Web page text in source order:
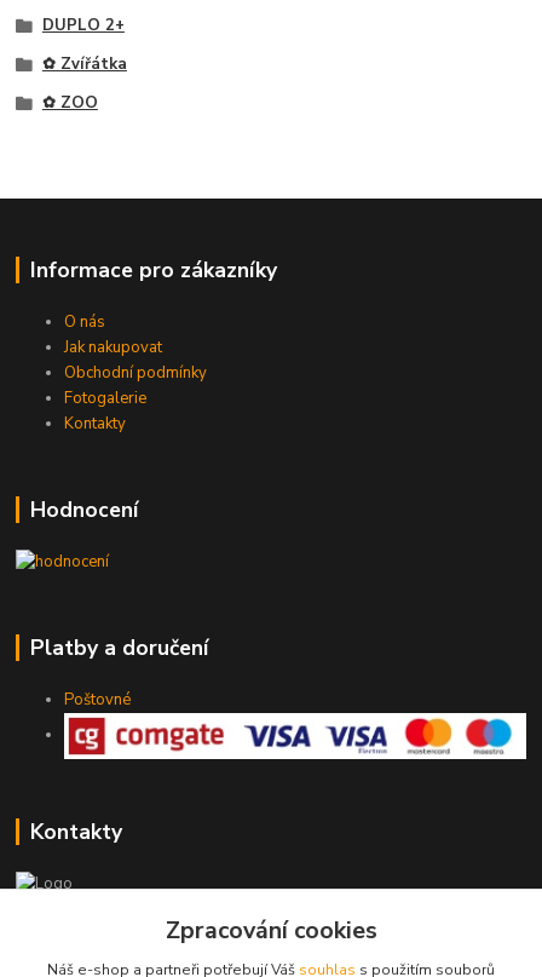
DUPLO 2+
✿ Zvířátka
✿ ZOO
Informace pro zákazníky
O nás
Jak nakupovat
Obchodní podmínky
Fotogalerie
Kontakty
Hodnocení
Platby a doručení
Poštovné
Kontakty
Zpracování cookies
Náš e-shop a partneři potřebují Váš souhlas s použitím souborů